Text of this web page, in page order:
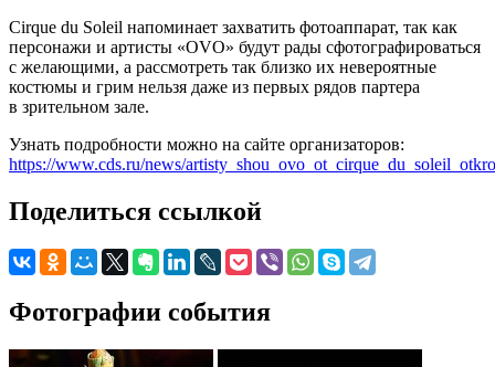
Cirque du Soleil напоминает захватить фотоаппарат, так как
персонажи и артисты «OVO» будут рады сфотографироваться
с желающими, а рассмотреть так близко их невероятные
костюмы и грим нельзя даже из первых рядов партера
в зрительном зале.
Узнать подробности можно на сайте организаторов:
https://www.cds.ru/news/
Поделиться ссылкой
Фотографии события